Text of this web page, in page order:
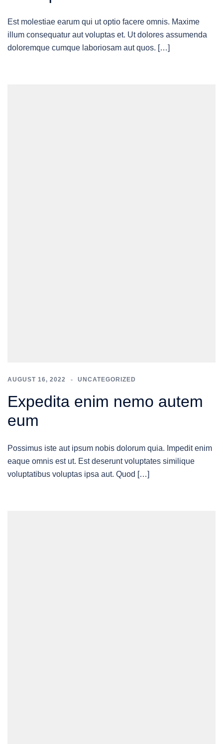
Est molestiae earum qui ut optio facere omnis. Maxime
illum consequatur aut voluptas et. Ut dolores assumenda
doloremque cumque laboriosam aut quos. […]
AUGUST 16, 2022 UNCATEGORIZED
Expedita enim nemo autem
eum
Possimus iste aut ipsum nobis dolorum quia. Impedit enim
eaque omnis est ut. Est deserunt voluptates similique
voluptatibus voluptas ipsa aut. Quod […]